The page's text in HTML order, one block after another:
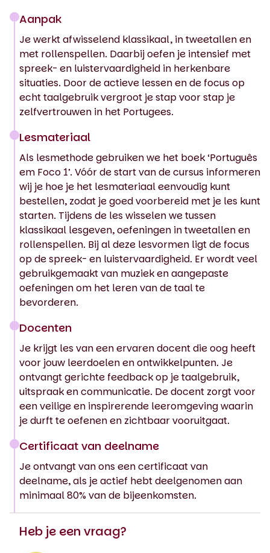
Aanpak
Je werkt afwisselend klassikaal, in tweetallen en
met rollenspellen. Daarbij oefen je intensief met
spreek- en luistervaardigheid in herkenbare
situaties. Door de actieve lessen en de focus op
echt taalgebruik vergroot je stap voor stap je
zelfvertrouwen in het Portugees.
Lesmateriaal
Als lesmethode gebruiken we het boek ‘Português
em Foco 1’. Vóór de start van de cursus informeren
wij je hoe je het lesmateriaal eenvoudig kunt
bestellen, zodat je goed voorbereid met je les kunt
starten. Tijdens de les wisselen we tussen
klassikaal lesgeven, oefeningen in tweetallen en
rollenspellen. Bij al deze lesvormen ligt de focus
op de spreek- en luistervaardigheid. Er wordt veel
gebruikgemaakt van muziek en aangepaste
oefeningen om het leren van de taal te
bevorderen.
Docenten
Je krijgt les van een ervaren docent die oog heeft
voor jouw leerdoelen en ontwikkelpunten. Je
ontvangt gerichte feedback op je taalgebruik,
uitspraak en communicatie. De docent zorgt voor
een veilige en inspirerende leeromgeving waarin
je durft te oefenen en zichtbaar vooruitgaat.
Certificaat van deelname
Je ontvangt van ons een certificaat van
deelname, als je actief hebt deelgenomen aan
minimaal 80% van de bijeenkomsten.
Heb je een vraag?